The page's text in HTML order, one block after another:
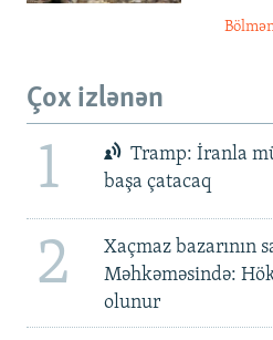
Çox izlənən
1
Tramp: İranla
başa çatacaq
2
Xaçmaz bazarının
Məhkəməsində:
olunur